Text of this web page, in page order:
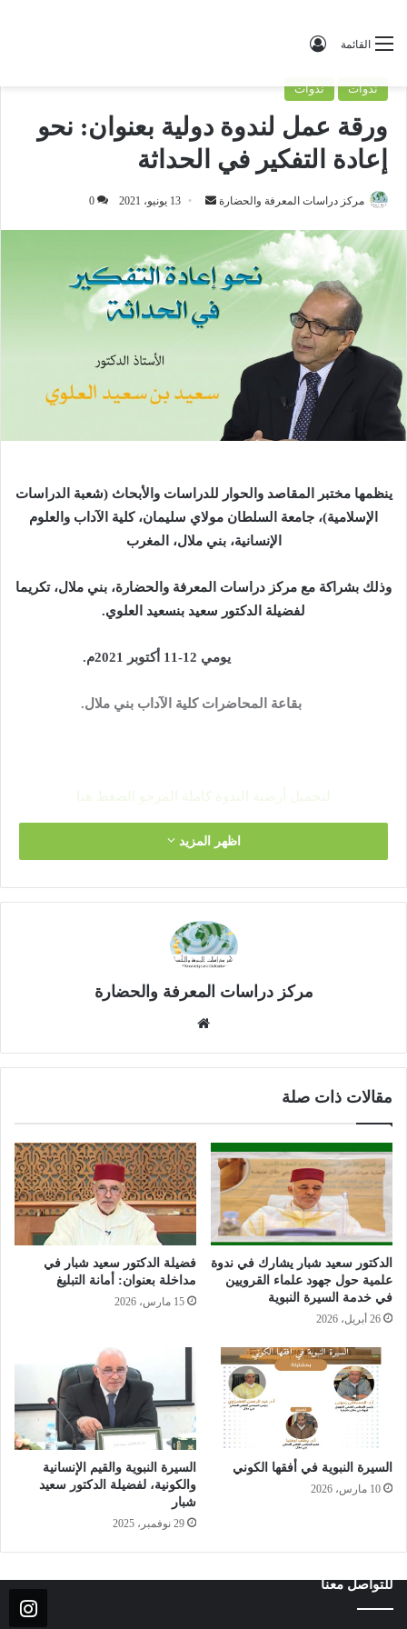
القائمة
ندوات ندوات
ورقة عمل لندوة دولية بعنوان: نحو
إعادة التفكير في الحداثة
مركز دراسات المعرفة والحضارة
ب
ر
ي
إ
ك
13 يونيو، 2021 0
ينظمهامختبر المقاصد والحوار للدراسات والأبحاث(شعبة الدراسات
الإسلامية)، جامعة السلطان مولاي سليمان، كلية الآداب والعلوم
الإنسانية، بني ملال، المغرب
وذلك بشراكة مع مركز دراسات المعرفة والحضارة، بني ملال، تكريما
لفضيلة الدكتور سعيد بنسعيد العلوي.
يومي 12-11 أكتوبر 2021م.
بقاعة المحاضرات كلية الآداب بني ملال.
لتحميل أرضية الندوة كاملة المرجو الضغط هنا
اظهر المزيد
مركز دراسات المعرفة والحضارة
الوي
مقالات ذات صلة
الدكتور سعيد شبار يشارك في ندوة
علمية حول جهود علماء القرويين
في خدمة السيرة النبوية
26 أبريل، 2026
فضيلة الدكتور سعيد شبار في
مداخلة بعنوان: أمانة التبليغ
15 مارس، 2026
السيرة النبوية في أفقها الكوني
10 مارس، 2026
السيرة النبوية والقيم الإنسانية
والكونية، لفضيلة الدكتور سعيد
شبار
29 نوفمبر، 2025
للتواصل معنا